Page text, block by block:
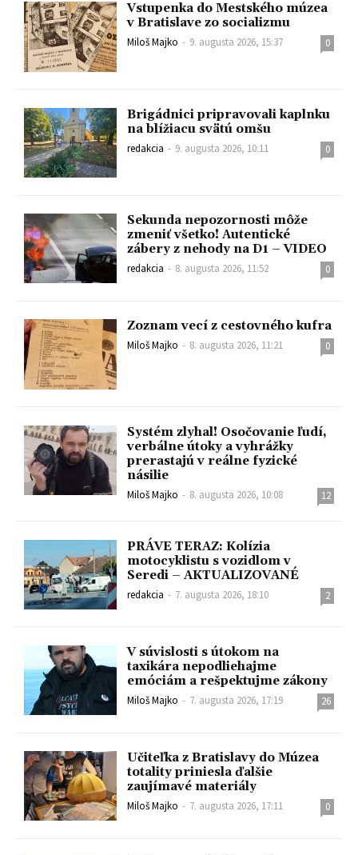
Vstupenka do Mestského múzea
v Bratislave zo socializmu
Miloš Majko - 9. augusta 2026, 15:37 0
Brigádnici pripravovali kaplnku
na blížiacu svätú omšu
redakcia - 9. augusta 2026, 10:11 0
Sekunda nepozornosti môže
zmeniť všetko! Autentické
zábery z nehody na D1 – VIDEO
redakcia - 8. augusta 2026, 11:52 0
Zoznam vecí z cestovného kufra
Miloš Majko - 8. augusta 2026, 11:21 0
Systém zlyhal! Osočovanie ľudí,
verbálne útoky a vyhrážky
prerastajú v reálne fyzické
násilie
Miloš Majko - 8. augusta 2026, 10:08 12
PRÁVE TERAZ: Kolízia
motocyklistu s vozidlom v
Seredi – AKTUALIZOVANÉ
redakcia - 7. augusta 2026, 18:10 2
V súvislosti s útokom na
taxikára nepodliehajme
emóciám a rešpektujme zákony
Miloš Majko - 7. augusta 2026, 17:19 26
Učiteľka z Bratislavy do Múzea
totality priniesla ďalšie
zaujímavé materiály
Miloš Majko - 7. augusta 2026, 17:11 0